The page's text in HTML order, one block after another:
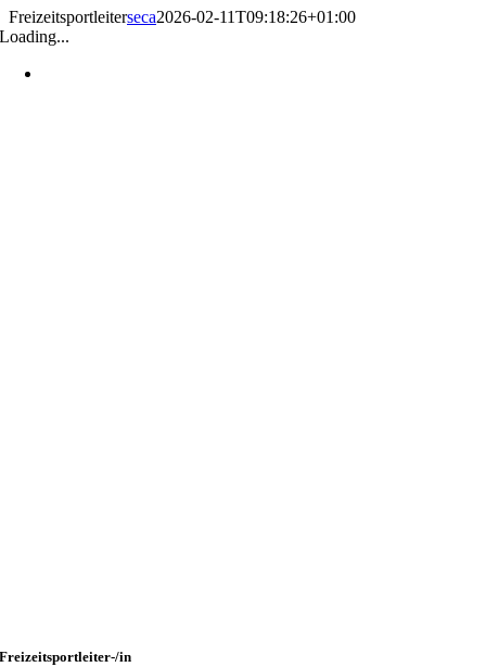
Freizeitsportleiterseca2026-02-11T09:18:26+01:00
Loading...
Freizeitsportleiter-/in